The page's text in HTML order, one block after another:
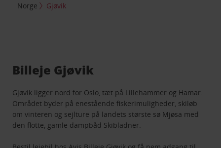
Norge
Gjøvik
Billeje Gjøvik
Gjøvik ligger nord for Oslo, tæt på Lillehammer og Hamar.
Området byder på enestående fiskerimuligheder, skiløb
om vinteren og sejlture på landets største sø Mjøsa med
den flotte, gamle dampbåd Skibladner.